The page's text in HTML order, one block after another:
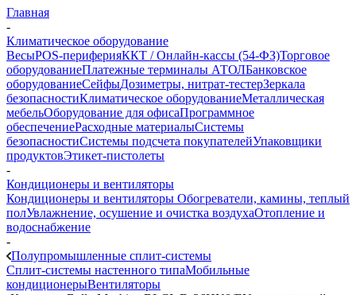
Главная
-
Климатическое оборудование
ВесыPOS-периферияККТ / Онлайн-кассы (54-ФЗ)Торговое
оборудованиеПлатежные терминалы АТОЛБанковское
оборудованиеСейфыДозиметры, нитрат-тестерЗеркала
безопасностиКлиматическое оборудованиеМеталлическая
мебельОборудование для офисаПрограммное
обеспечениеРасходные материалыСистемы
безопасностиСистемы подсчета покупателейУпаковщики
продуктовЭтикет-пистолеты
-
Кондиционеры и вентиляторы
Кондиционеры и вентиляторы Обогреватели, камины, теплый
полУвлажнение, осушение и очистка воздухаОтопление и
водоснабжение
-
Полупромышленные сплит-системы
Сплит-системы настенного типаМобильные
кондиционерыВентиляторы